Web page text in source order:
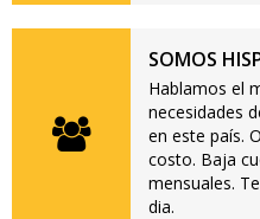
SOMOS
Hablamos el
necesidades
en este país.
costo. Baja
mensuales.
dia.